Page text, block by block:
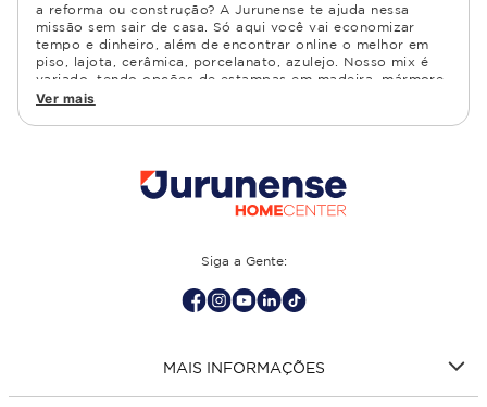
a reforma ou construção? A Jurunense te ajuda nessa
missão sem sair de casa. Só aqui você vai economizar
tempo e dinheiro, além de encontrar online o melhor em
piso, lajota, cerâmica, porcelanato, azulejo. Nosso mix é
variado, tendo opções de estampas em madeira, mármore,
granito, cimento, geométrico, e muito mais Confira as
cozinha, quarto, sala de estar.
Ver mais
Siga a Gente:
MAIS INFORMAÇÕES